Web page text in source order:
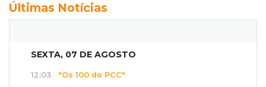
Últimas Notícias
SEXTA, 07 DE AGOSTO
12:03 "Os 100 do PCC"